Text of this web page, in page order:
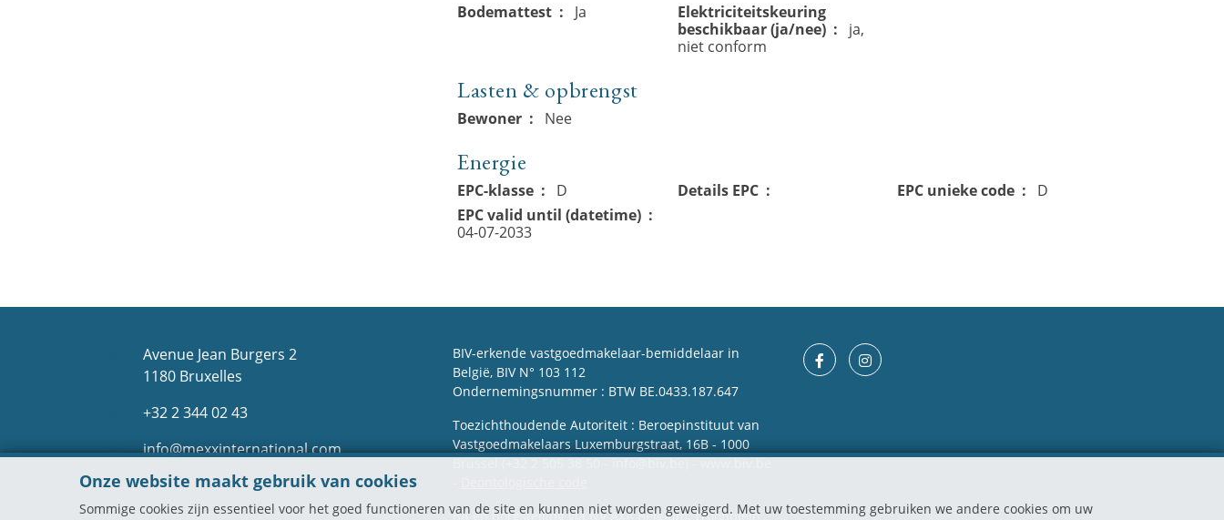
Bodemattest Ja
Elektriciteitskeuring
beschikbaar (ja/nee)
ja,
niet conform
Lasten & opbrengst
Bewoner Nee
Energie
EPC-klasse D Details EPC EPC unieke code
D
EPC valid until (datetime)
04-07-2033
Onze website maakt gebruik van cookies
Sommige cookies zijn essentieel voor het goed functioneren van de site en kunnen niet worden geweigerd. Met uw toestemming gebruiken we andere cookies om uw
Avenue Jean Burgers 2
1180 Bruxelles
+32 2 344 02 43
info@mexxinternational.com
BIV-erkende vastgoedmakelaar-bemiddelaar in
België, BIV N° 103 112
Ondernemingsnummer : BTW BE.0433.187.647
Toezichthoudende Autoriteit : Beroepinstituut van
Vastgoedmakelaars Luxemburgstraat, 16B - 1000
Brussel (+32 2 505 38 50 - info@biv.be) -www.biv.be
BA en borgstelling via NV AXA Belgium, Troonplein